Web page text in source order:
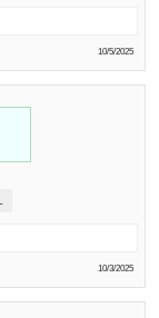
10/5/2025
10/3/2025